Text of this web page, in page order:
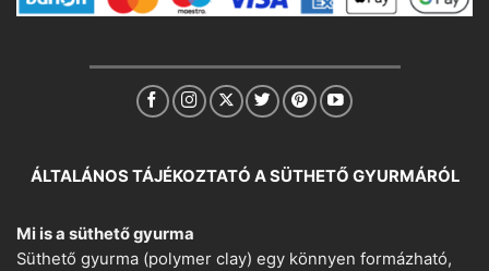
ÁLTALÁNOS TÁJÉKOZTATÓ A SÜTHETŐ GYURMÁRÓL
Mi is a süthető gyurma
Süthető gyurma (polymer clay) egy könnyen formázható,